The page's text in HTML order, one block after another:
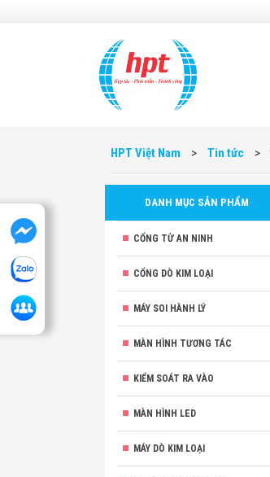
HPT Việt Nam > Tin tức >
DANH MỤC SẢN PHẨM
CỔNG TỪ AN NINH
CỔNG DÒ KIM LOẠI
MÁY SOI HÀNH LÝ
MÀN HÌNH TƯƠNG TÁC
KIỂM SOÁT RA VÀO
MÀN HÌNH LED
MÁY DÒ KIM LOẠI